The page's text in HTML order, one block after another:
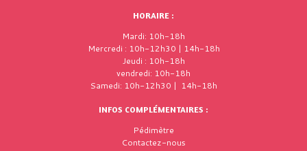
HORAIRE :
Mardi: 10h-18h
Mercredi : 10h-12h30 | 14h-18h
Jeudi : 10h-18h
vendredi: 10h-18h
Samedi: 10h-12h30 | 14h-18h
INFOS COMPLÉMENTAIRES :
Pédimètre
Contactez-nous